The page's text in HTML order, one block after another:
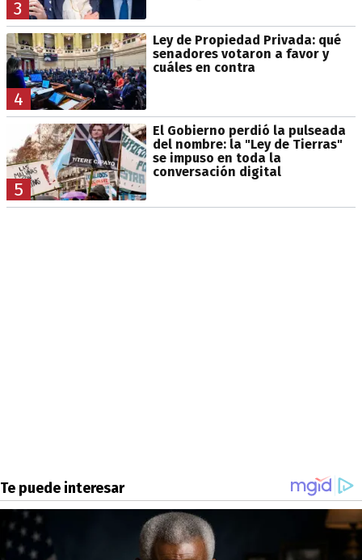
3
4
Ley de Propiedad Privada: qué
senadores votaron a favor y
cuáles en contra
5
El Gobierno perdió la pulseada
del nombre: la "Ley de Tierras"
se impuso en toda la
conversación digital